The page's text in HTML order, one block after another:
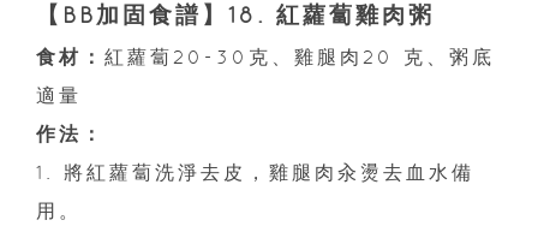
【BB加固食譜】18. 紅蘿蔔雞肉粥
食材： 紅蘿蔔20-30克、雞腿肉20 克、粥底
適量
作法：
1. 將紅蘿蔔洗淨去皮，雞腿肉汆燙去血水備
用。